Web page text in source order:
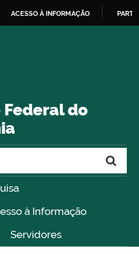
ACESSO À INFORMAÇÃO
do
à Informação
Servidores